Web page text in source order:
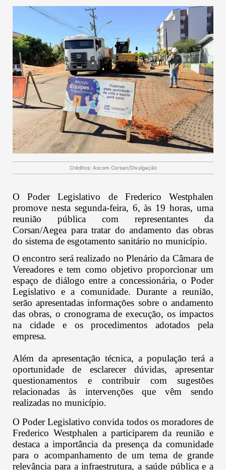
Créditos: Ascom Corsan/Divulgação
O Poder Legislativo de Frederico Westphalen
promove nesta segunda-feira, 6, às 19 horas, uma
reunião pública com representantes da
Corsan/Aegea para tratar do andamento das obras
do sistema de esgotamento sanitário no município.
O encontro será realizado no Plenário da Câmara de
Vereadores e tem como objetivo proporcionar um
espaço de diálogo entre a concessionária, o Poder
Legislativo e a comunidade. Durante a reunião,
serão apresentadas informações sobre o andamento
das obras, o cronograma de execução, os impactos
na cidade e os procedimentos adotados pela
empresa.
Além da apresentação técnica, a população terá a
oportunidade de esclarecer dúvidas, apresentar
questionamentos e contribuir com sugestões
relacionadas às intervenções que vêm sendo
realizadas no município.
O Poder Legislativo convida todos os moradores de
Frederico Westphalen a participarem da reunião e
destaca a importância da presença da comunidade
para o acompanhamento de um tema de grande
relevância para a infraestrutura, a saúde pública e a